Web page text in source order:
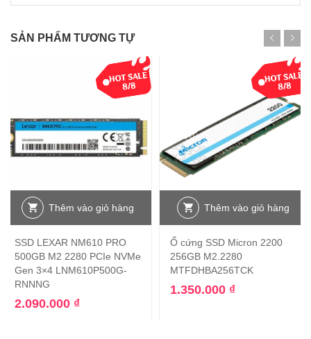
SẢN PHẨM TƯƠNG TỰ
Thêm vào giỏ hàng
SSD LEXAR NM610 PRO
500GB M2 2280 PCIe NVMe
Gen 3×4 LNM610P500G-
RNNNG
2.090.000 ₫
Thêm vào giỏ hàng
Ổ cứng SSD Micron 2200
256GB M2.2280
MTFDHBA256TCK
1.350.000 ₫